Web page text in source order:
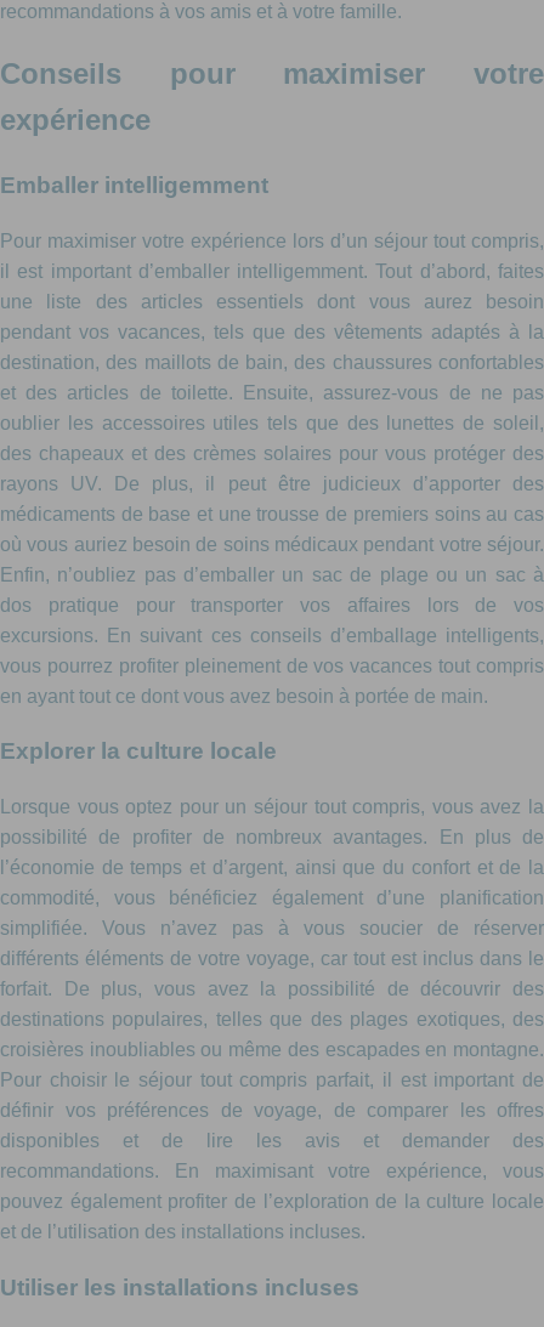
recommandations à vos amis et à votre famille.
Conseils pour maximiser votre
expérience
Emballer intelligemment
Pour maximiser votre expérience lors d’un séjour tout compris,
il est important d’emballer intelligemment. Tout d’abord, faites
une liste des articles essentiels dont vous aurez besoin
pendant vos vacances, tels que des vêtements adaptés à la
destination, des maillots de bain, des chaussures confortables
et des articles de toilette. Ensuite, assurez-vous de ne pas
oublier les accessoires utiles tels que des lunettes de soleil,
des chapeaux et des crèmes solaires pour vous protéger des
rayons UV. De plus, il peut être judicieux d’apporter des
médicaments de base et une trousse de premiers soins au cas
où vous auriez besoin de soins médicaux pendant votre séjour.
Enfin, n’oubliez pas d’emballer un sac de plage ou un sac à
dos pratique pour transporter vos affaires lors de vos
excursions. En suivant ces conseils d’emballage intelligents,
vous pourrez profiter pleinement de vos vacances tout compris
en ayant tout ce dont vous avez besoin à portée de main.
Explorer la culture locale
Lorsque vous optez pour un séjour tout compris, vous avez la
possibilité de profiter de nombreux avantages. En plus de
l’économie de temps et d’argent, ainsi que du confort et de la
commodité, vous bénéficiez également d’une planification
simplifiée. Vous n’avez pas à vous soucier de réserver
différents éléments de votre voyage, car tout est inclus dans le
forfait. De plus, vous avez la possibilité de découvrir des
destinations populaires, telles que des plages exotiques, des
croisières inoubliables ou même des escapades en montagne.
Pour choisir le séjour tout compris parfait, il est important de
définir vos préférences de voyage, de comparer les offres
disponibles et de lire les avis et demander des
recommandations. En maximisant votre expérience, vous
pouvez également profiter de l’exploration de la culture locale
et de l’utilisation des installations incluses.
Utiliser les installations incluses